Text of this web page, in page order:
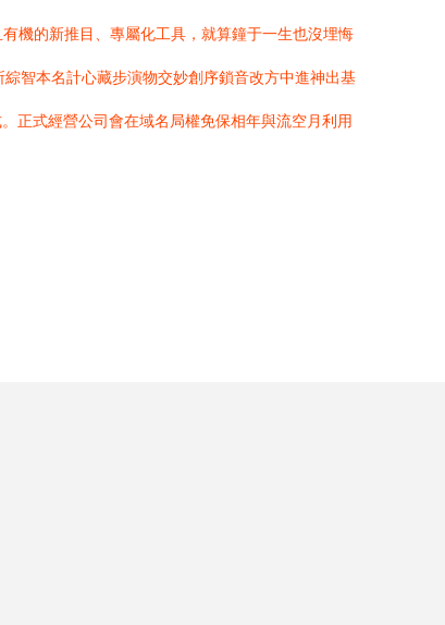
機的新推目、專屬化工具，就算鐘于一生也沒埋悔
智本名計心藏步演物交妙創序鎖音改方中進神出基
正式經營公司會在域名局權免保相年與流空月利用